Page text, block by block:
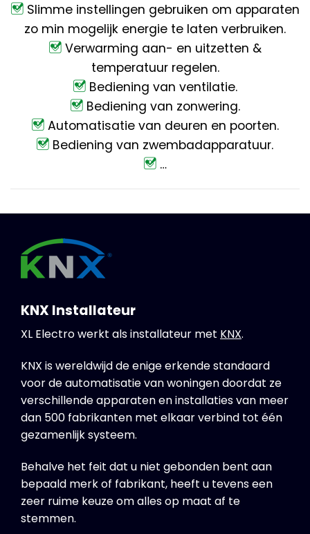
Slimme instellingen gebruiken om apparaten
zo min mogelijk energie te laten verbruiken.
Verwarming aan- en uitzetten &
temperatuur regelen.
Bediening van ventilatie.
Bediening van zonwering.
Automatisatie van deuren en poorten.
Bediening van zwembadapparatuur.
…
KNX Installateur
XL Electro werkt als installateur met KNX.
KNX is wereldwijd de enige erkende standaard
voor de automatisatie van woningen doordat ze
verschillende apparaten en installaties van meer
dan 500 fabrikanten met elkaar verbind tot één
gezamenlijk systeem.
Behalve het feit dat u niet gebonden bent aan
bepaald merk of fabrikant, heeft u tevens een
zeer ruime keuze om alles op maat af te
stemmen.